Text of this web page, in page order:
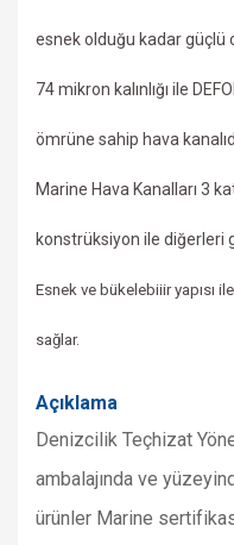
esnek olduğu kadar güçlü
74 mikron kalınlığı ile
ömrüne sahip hava
Marine Hava Kanalları 3
konstrüksiyon ile diğerleri
Esnek ve bükelebiiir yapısı
sağlar.
Açıklama
Denizcilik Teçhizat
ambalajında ve
ürünler Marine